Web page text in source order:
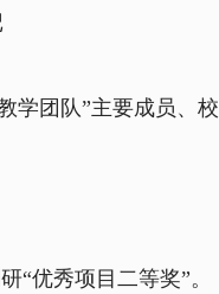
学团队”主要成员、校
优秀项目二等奖”。